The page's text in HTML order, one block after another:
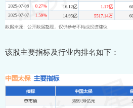
该股主要指标及行业内排名如下：